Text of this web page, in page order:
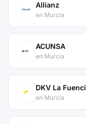
Allianz
en Murcia
ACUNSA
en Murcia
DKV La
en Murcia